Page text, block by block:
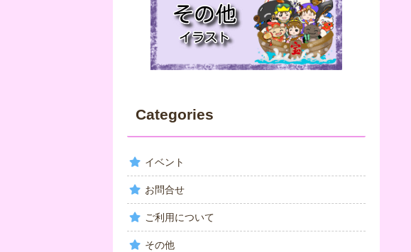
Categories
イベント
お問合せ
ご利用について
その他